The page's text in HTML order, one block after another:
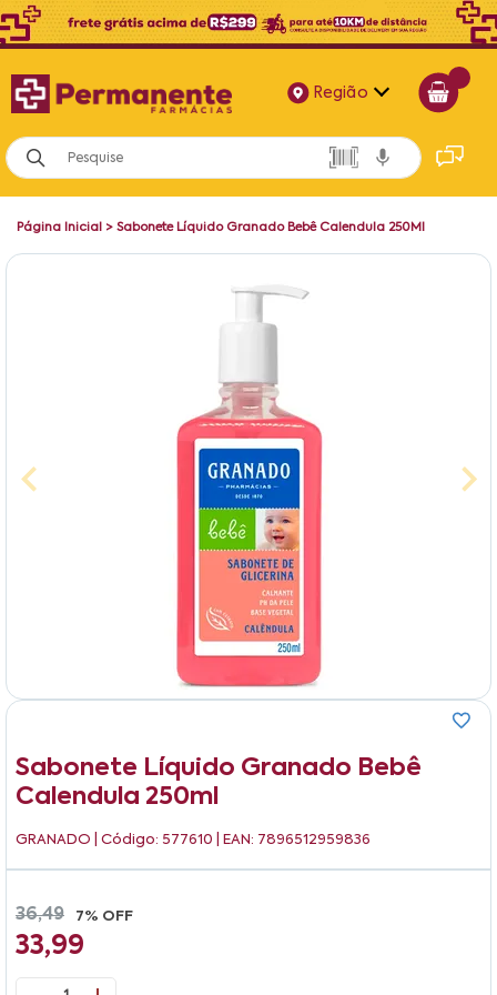
Região
Alagoas
Bahia
Página Inicial > Sabonete Líquido Granado Bebê Calendula 250Ml
Sabonete Líquido Granado Bebê
Calendula 250ml
GRANADO | Código: 577610 | EAN: 7896512959836
36,49 7% OFF
33,99